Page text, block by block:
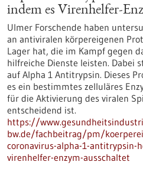
indem es Virenhelfer-
Ulmer Forschende haben
an antiviralen körpereigenen
Lager hat, die im Kampf gegen
hilfreiche Dienste leisten. Dabei
auf Alpha 1 Antitrypsin. Dieses
es ein bestimmtes zelluläres
für die Aktivierung des viralen
entscheidend ist.
https://
bw.de/fachbeitrag/pm/
coronavirus-alpha-1-antitrypsin-
virenhelfer-enzym-ausschaltet